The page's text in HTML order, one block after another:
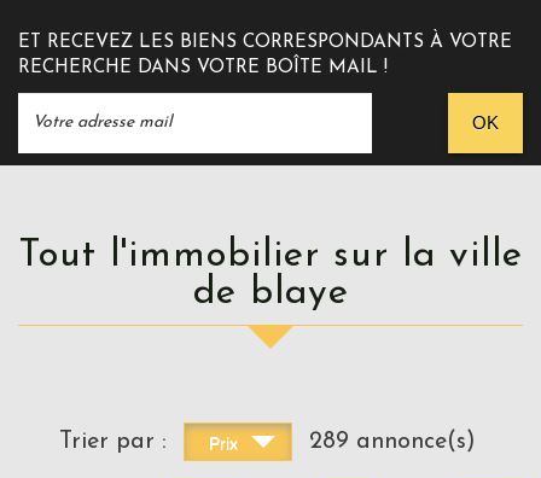
ET RECEVEZ LES BIENS CORRESPONDANTS À VOTRE
RECHERCHE DANS VOTRE BOÎTE MAIL !
OK
Tout l'immobilier sur la ville
de blaye
Trier par : Prix 289 annonce(s)